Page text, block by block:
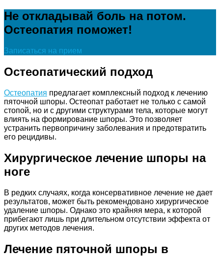
Не откладывай боль на потом.
Остеопатия поможет!
Записаться на прием
Остеопатический подход
Остеопатия предлагает комплексный подход к лечению
пяточной шпоры. Остеопат работает не только с самой
стопой, но и с другими структурами тела, которые могут
влиять на формирование шпоры. Это позволяет
устранить первопричину заболевания и предотвратить
его рецидивы.
Хирургическое лечение шпоры на
ноге
В редких случаях, когда консервативное лечение не дает
результатов, может быть рекомендовано хирургическое
удаление шпоры. Однако это крайняя мера, к которой
прибегают лишь при длительном отсутствии эффекта от
других методов лечения.
Лечение пяточной шпоры в